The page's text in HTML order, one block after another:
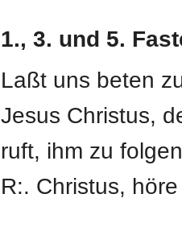
1., 3. und 5.
Laßt uns beten
Jesus Christus,
ruft, ihm zu
R:. Christus,